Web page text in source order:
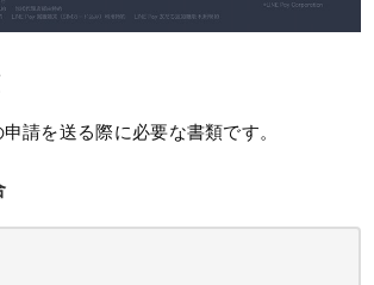
請を送る際に必要な書類です。